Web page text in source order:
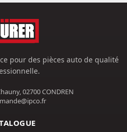
pour des pièces auto de qualité
02700 CONDREN